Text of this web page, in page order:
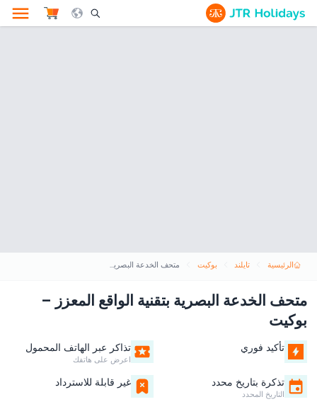
Search Opener Icon
الرئيسية تايلند بوكيت متحف الخدعة البصرية بتقنية الواقع المعزز – بوكيت
متحف الخدعة البصرية بتقنية الواقع المعزز –
بوكيت
تأكيد فوري تذاكر عبر الهاتف المحمول
اعرض على هاتفك
تذكرة بتاريخ محدد
التاريخ المحدد
غير قابلة للاسترداد